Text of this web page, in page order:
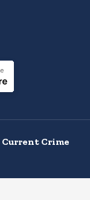
Current Crime